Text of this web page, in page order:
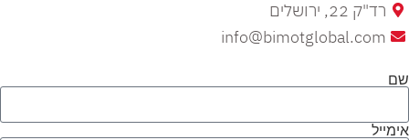
רד"ק 22, ירושלים
info@bimotglobal.com
שם
אימייל